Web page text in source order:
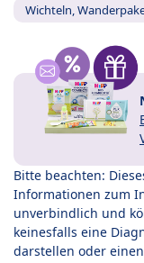
Wichteln,
Bitte beachten:
Informationen zum
unverbindlich und
keinesfalls eine
darstellen oder